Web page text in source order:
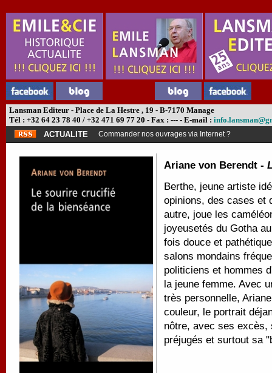
Lansman Editeur - Place de La Hestre , 19 - B-7170 Manage
Tél : +32 64 23 78 40 / +32 471 69 77 20 - Fax : --- - E-mail :
ACTUALITE
Commander nos ouvrages via Internet ?
Ariane von Berendt -
Berthe, jeune artiste
opinions, des cases et
autre, joue les
joyeusetés du Gotha
fois douce et
salons mondains
politiciens et hommes
la jeune femme. Avec
très personnelle,
couleur, le portrait
nôtre, avec ses
préjugés et surtout sa